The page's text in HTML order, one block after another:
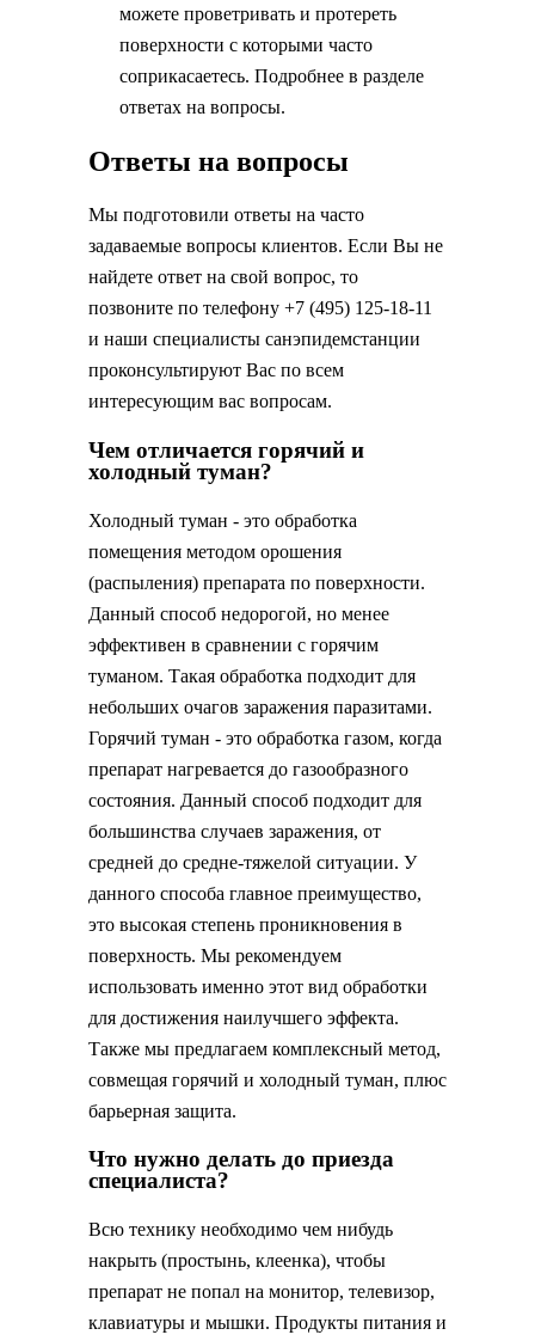
можете проветривать и протереть
поверхности с которыми часто
соприкасаетесь. Подробнее в разделе
ответах на вопросы.
Ответы на вопросы
Мы подготовили ответы на часто
задаваемые вопросы клиентов. Если Вы не
найдете ответ на свой вопрос, то
позвоните по телефону +7 (495) 125-18-11
и наши специалисты санэпидемстанции
проконсультируют Вас по всем
интересующим вас вопросам.
Чем отличается горячий и
холодный туман?
Холодный туман - это обработка
помещения методом орошения
(распыления) препарата по поверхности.
Данный способ недорогой, но менее
эффективен в сравнении с горячим
туманом. Такая обработка подходит для
небольших очагов заражения паразитами.
Горячий туман - это обработка газом, когда
препарат нагревается до газообразного
состояния. Данный способ подходит для
большинства случаев заражения, от
средней до средне-тяжелой ситуации. У
данного способа главное преимущество,
это высокая степень проникновения в
поверхность. Мы рекомендуем
использовать именно этот вид обработки
для достижения наилучшего эффекта.
Также мы предлагаем комплексный метод,
совмещая горячий и холодный туман, плюс
барьерная защита.
Что нужно делать до приезда
специалиста?
Всю технику необходимо чем нибудь
накрыть (простынь, клеенка), чтобы
препарат не попал на монитор, телевизор,
клавиатуры и мышки. Продукты питания и